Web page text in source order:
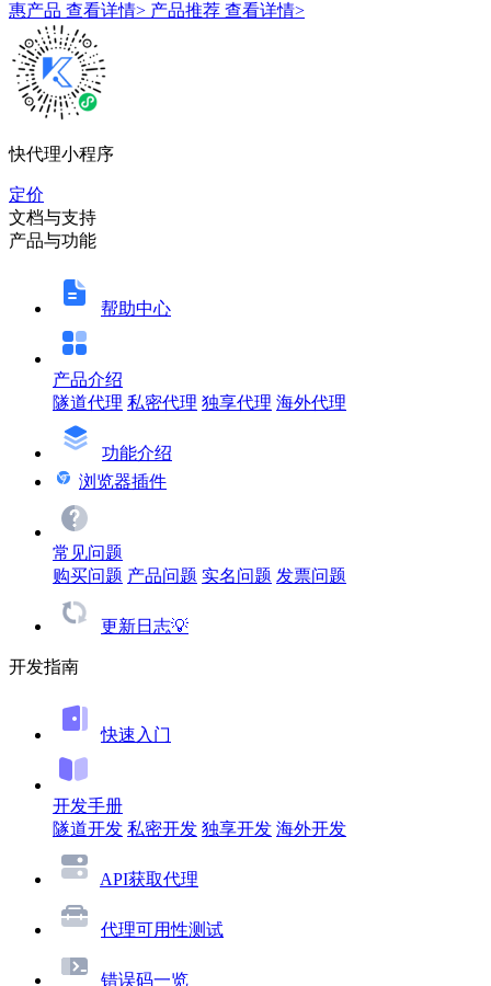
惠产品 查看详情> 产品推荐 查看详情>
快代理小程序
定价
文档与支持
产品与功能
帮助中心
产品介绍
隧道代理 私密代理 独享代理 海外代理
功能介绍
浏览器插件
常见问题
购买问题 产品问题 实名问题 发票问题
更新日志💡
开发指南
快速入门
开发手册
隧道开发 私密开发 独享开发 海外开发
API获取代理
代理可用性测试
错误码一览